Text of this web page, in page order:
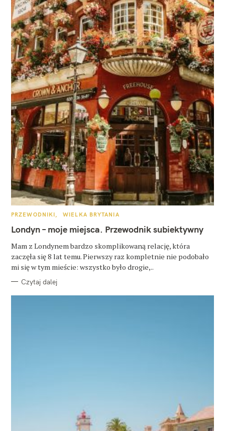
K
T
E
O
R
I
PRZEWODNIKI WIELKA BRYTANIA
Londyn – moje miejsca. Przewodnik subiektywny
Mam z Londynem bardzo skomplikowaną relację, która
zaczęła się 8 lat temu. Pierwszy raz kompletnie nie podobało
mi się w tym mieście: wszystko było drogie,..
Czytaj dalej